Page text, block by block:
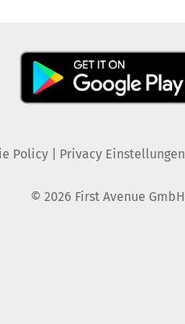
Policy| Privacy Einstellungen
© 2026 First Avenue GmbH